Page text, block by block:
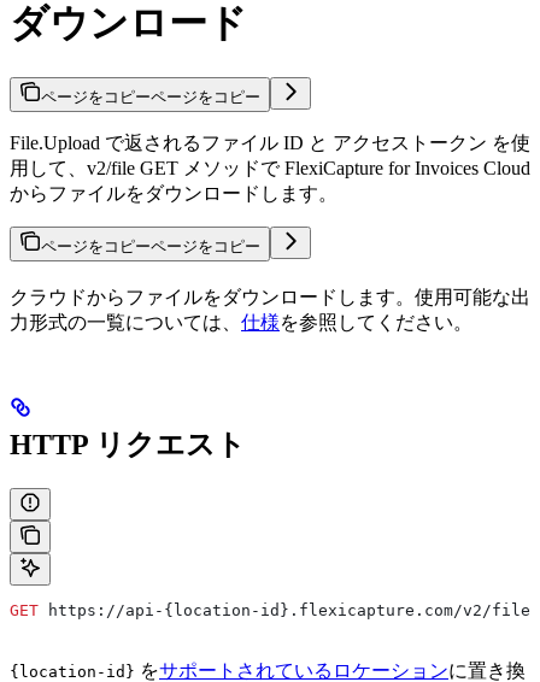
ダウンロード
ページをコピーページをコピー
File.Upload で返されるファイル ID と アクセストークン を使
用して、v2/file GET メソッドで FlexiCapture for Invoices Cloud
からファイルをダウンロードします。
ページをコピーページをコピー
クラウドからファイルをダウンロードします。使用可能な出
力形式の一覧については、 仕様を参照してください。
HTTP リクエスト
GET https://api-{location-id}.flexicapture.com/v2/
{location-id} をサポートされているロケーションに置き換